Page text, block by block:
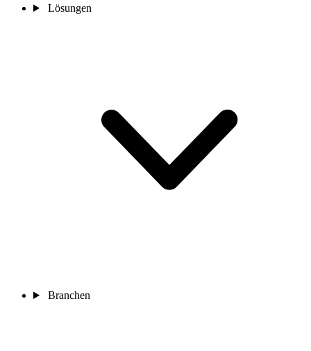
Lösungen
Branchen